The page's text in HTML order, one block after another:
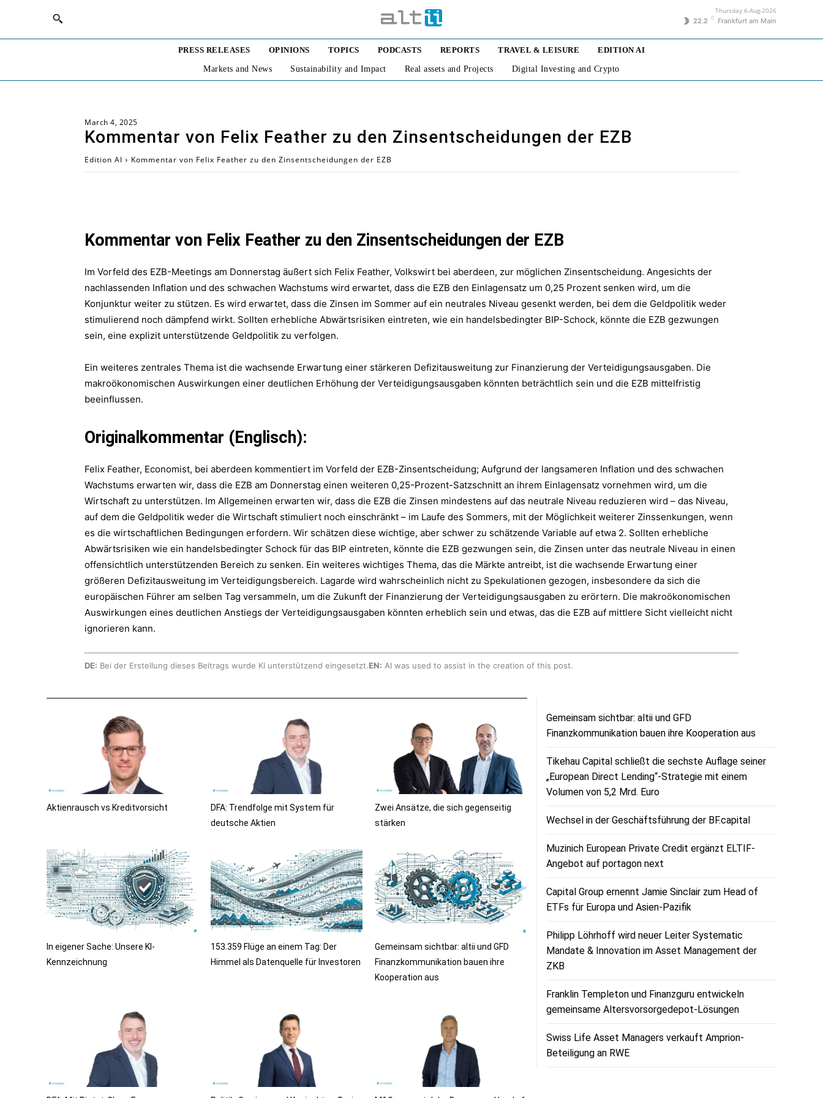
Thursday 6-Aug-2026
22.2 C Frankfurt am Main
PRESS RELEASES OPINIONS TOPICS PODCASTS REPORTS TRAVEL & LEISURE EDITION AI
Markets and News Sustainability and Impact Real assets and Projects Digital Investing and Crypto
March 4, 2025
Kommentar von Felix Feather zu den Zinsentscheidungen der EZB
Edition AI Kommentar von Felix Feather zu den Zinsentscheidungen der EZB
Kommentar von Felix Feather zu den Zinsentscheidungen der EZB
Im Vorfeld des EZB-Meetings am Donnerstag äußert sich Felix Feather, Volkswirt bei aberdeen, zur möglichen Zinsentscheidung. Angesichts der
nachlassenden Inflation und des schwachen Wachstums wird erwartet, dass die EZB den Einlagensatz um 0,25 Prozent senken wird, um die
Konjunktur weiter zu stützen. Es wird erwartet, dass die Zinsen im Sommer auf ein neutrales Niveau gesenkt werden, bei dem die Geldpolitik weder
stimulierend noch dämpfend wirkt. Sollten erhebliche Abwärtsrisiken eintreten, wie ein handelsbedingter BIP-Schock, könnte die EZB gezwungen
sein, eine explizit unterstützende Geldpolitik zu verfolgen.
Ein weiteres zentrales Thema ist die wachsende Erwartung einer stärkeren Defizitausweitung zur Finanzierung der Verteidigungsausgaben. Die
makroökonomischen Auswirkungen einer deutlichen Erhöhung der Verteidigungsausgaben könnten beträchtlich sein und die EZB mittelfristig
beeinflussen.
Originalkommentar (Englisch):
Felix Feather, Economist, bei aberdeen kommentiert im Vorfeld der EZB-Zinsentscheidung; Aufgrund der langsameren Inflation und des schwachen
Wachstums erwarten wir, dass die EZB am Donnerstag einen weiteren 0,25-Prozent-Satzschnitt an ihrem Einlagensatz vornehmen wird, um die
Wirtschaft zu unterstützen. Im Allgemeinen erwarten wir, dass die EZB die Zinsen mindestens auf das neutrale Niveau reduzieren wird – das Niveau,
auf dem die Geldpolitik weder die Wirtschaft stimuliert noch einschränkt – im Laufe des Sommers, mit der Möglichkeit weiterer Zinssenkungen, wenn
es die wirtschaftlichen Bedingungen erfordern. Wir schätzen diese wichtige, aber schwer zu schätzende Variable auf etwa 2. Sollten erhebliche
Abwärtsrisiken wie ein handelsbedingter Schock für das BIP eintreten, könnte die EZB gezwungen sein, die Zinsen unter das neutrale Niveau in einen
offensichtlich unterstützenden Bereich zu senken. Ein weiteres wichtiges Thema, das die Märkte antreibt, ist die wachsende Erwartung einer
größeren Defizitausweitung im Verteidigungsbereich. Lagarde wird wahrscheinlich nicht zu Spekulationen gezogen, insbesondere da sich die
europäischen Führer am selben Tag versammeln, um die Zukunft der Finanzierung der Verteidigungsausgaben zu erörtern. Die makroökonomischen
Auswirkungen eines deutlichen Anstiegs der Verteidigungsausgaben könnten erheblich sein und etwas, das die EZB auf mittlere Sicht vielleicht nicht
ignorieren kann.
DE: Bei der Erstellung dieses Beitrags wurde KI unterstützend eingesetzt.EN: AI was used to assist in the creation of this post.
Aktienrausch vs Kreditvorsicht
DFA: Trendfolge mit System für
deutsche Aktien
Zwei Ansätze, die sich gegenseitig
stärken
In eigener Sache: Unsere KI-
Kennzeichnung
153.359 Flüge an einem Tag: Der
Himmel als Datenquelle für Investoren
Gemeinsam sichtbar: altii und GFD
Finanzkommunikation bauen ihre
Kooperation aus
Gemeinsam sichtbar: altii und GFD
Finanzkommunikation bauen ihre Kooperation aus
Tikehau Capital schließt die sechste Auflage seiner
„European Direct Lending“-Strategie mit einem
Volumen von 5,2 Mrd. Euro
Wechsel in der Geschäftsführung der BF.capital
Muzinich European Private Credit ergänzt ELTIF-
Angebot auf portagon next
Capital Group ernennt Jamie Sinclair zum Head of
ETFs für Europa und Asien-Pazifik
Philipp Löhrhoff wird neuer Leiter Systematic
Mandate & Innovation im Asset Management der
ZKB
Franklin Templeton und Finanzguru entwickeln
gemeinsame Altersvorsorgedepot-Lösungen
Swiss Life Asset Managers verkauft Amprion-
Beteiligung an RWE